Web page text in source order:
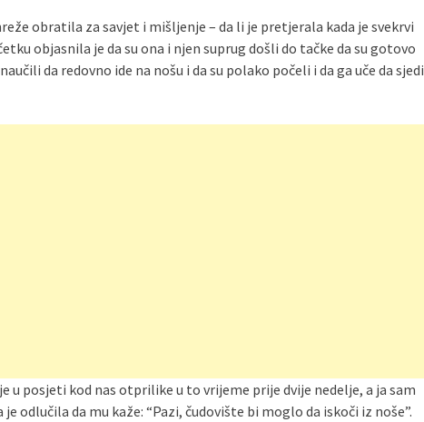
obratila za savjet i mišljenje – da li je pretjerala kada je svekrvi
objasnila je da su ona i njen suprug došli do tačke da su gotovo
da redovno ide na nošu i da su polako počeli i da ga uče da sjedi
u posjeti kod nas otprilike u to vrijeme prije dvije nedelje, a ja sam
odlučila da mu kaže: “Pazi, čudovište bi moglo da iskoči iz noše”.